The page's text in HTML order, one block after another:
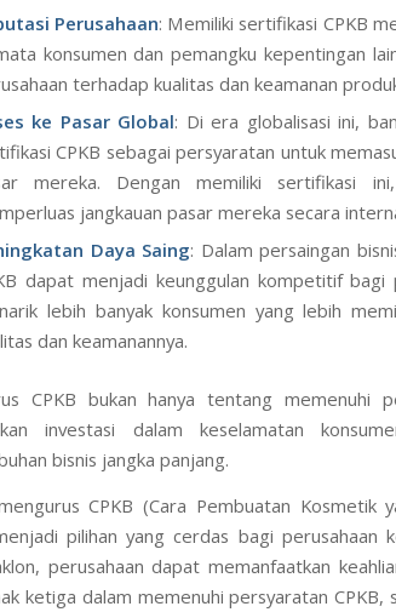
Perusahaan: Memiliki sertifikasi CPKB
konsumen dan pemangku kepentingan
terhadap kualitas dan keamanan
ke Pasar Global: Di era globalisasi ini,
CPKB sebagai persyaratan untuk
mereka. Dengan memiliki sertifikasi
jangkauan pasar mereka secara
Daya Saing: Dalam persaingan
dapat menjadi keunggulan kompetitif
lebih banyak konsumen yang lebih
dan keamanannya.
CPKB bukan hanya tentang memenuhi
investasi dalam keselamatan
bisnis jangka panjang.
CPKB (Cara Pembuatan Kosmetik
pilihan yang cerdas bagi perusahaan
perusahaan dapat memanfaatkan
ketiga dalam memenuhi persyaratan